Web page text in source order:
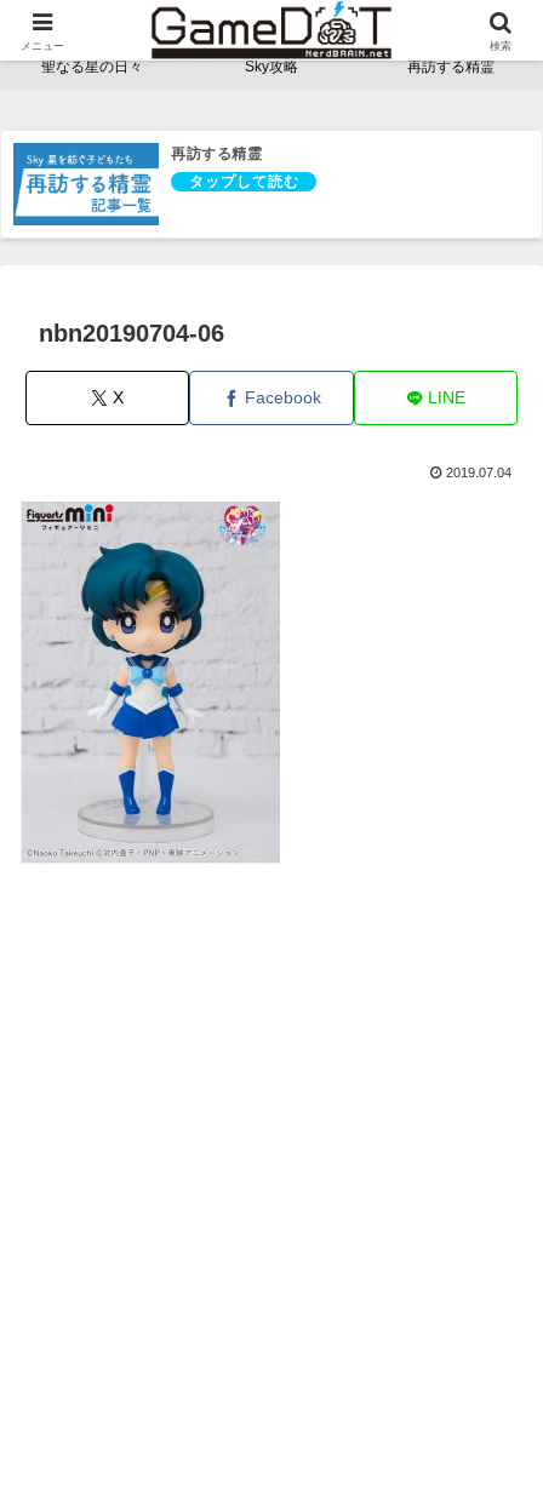
NerdBRAINゲーム支部 - ゲームドット -
聖なる星の日々 Sky攻略 再訪する精霊
再訪する精霊
nbn20190704-06
X Facebook LINE
2019.07.04
メニュー 検索